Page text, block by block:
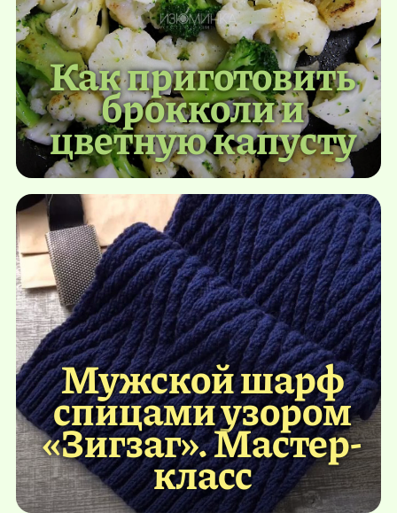
Как приготовить
брокколи и
цветную капусту
Мужской шарф
спицами узором
«Зигзаг». Мастер-
класс